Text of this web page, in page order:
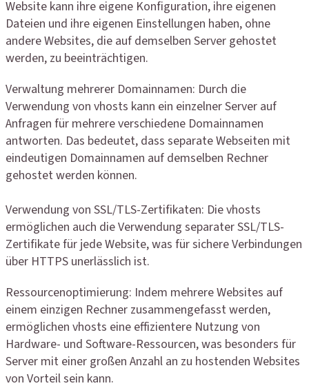
Website kann ihre eigene Konfiguration, ihre eigenen
Dateien und ihre eigenen Einstellungen haben, ohne
andere Websites, die auf demselben Server gehostet
werden, zu beeinträchtigen.
Verwaltung mehrerer Domainnamen: Durch die
Verwendung von vhosts kann ein einzelner Server auf
Anfragen für mehrere verschiedene Domainnamen
antworten. Das bedeutet, dass separate Webseiten mit
eindeutigen Domainnamen auf demselben Rechner
gehostet werden können.
Verwendung von SSL/TLS-Zertifikaten: Die vhosts
ermöglichen auch die Verwendung separater SSL/TLS-
Zertifikate für jede Website, was für sichere Verbindungen
über HTTPS unerlässlich ist.
Ressourcenoptimierung: Indem mehrere Websites auf
einem einzigen Rechner zusammengefasst werden,
ermöglichen vhosts eine effizientere Nutzung von
Hardware- und Software-Ressourcen, was besonders für
Server mit einer großen Anzahl an zu hostenden Websites
von Vorteil sein kann.